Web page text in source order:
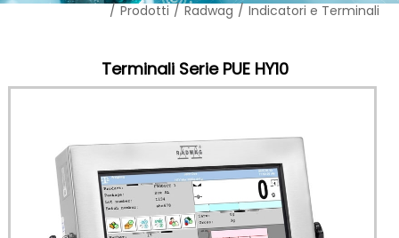
/ Prodotti / Radwag / Indicatori e Terminali
Terminali Serie PUE HY10
Sistemi di Controllo Pesata PGC
Metal Detector
Bilance per uso Medicale
Indicatori e Terminali
Rifrattometri / Salinometri
Rifrattometri da Laboratorio
Misuratori di pH
Misuratori di ° Brix/Acidità